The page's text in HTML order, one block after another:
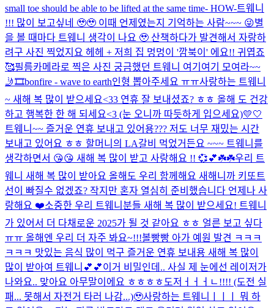
small toe should be able to be lifted at the same time- HOW-트웨니
!!! 많이 보고싶네 🥹🥹 이때 언제였는지 기억하는 사람~~~ 😜별
을 볼 때마다 트웨니 생각이 나요 🥹 산책하다가 발견해서 자랑하
려구 사진 찍었지요 헤헤 + 저희 집 멍멍이 '깜북이' 에요!! 귀엽죠
🥰필름카메라로 찍은 사진 궁금했던 트웨니 여기여기 모여라~~
🤳🎞️bonfire - wave to earth인형 뽑아주세요 ㅠㅠ사랑하는 트웨니
~ 새해 복 많이 받으세요<33 연휴 잘 보내셨죠? ㅎㅎ 올해 도 건강
하고 행복한 한 해 되세요<3 (눈 오니까 따듯하게 입으세요)💛🤍
트웨니~~ 즐거운 연휴 보내고 있어용??? 저도 너무 재밌는 시간
보내고 있어요 ㅎㅎ 할머니의 LA갈비 먹었거든요 ~~~ 트웨니를
생각하면서 😘😘 새해 복 많이 받고 사랑해요 !! 💞💕☘️☘️우리 트
웨니 새해 복 많이 받아요 올해도 우리 함께해요 새해니까 키또트
선이 빠질수 없겠죠? 작지만 혼자 열심히 준비했습니다 언제나 사
랑해요 ❤️소중한 우리 트웨니분들 새해 복 많이 받으세요! 트웨니
가 있어서 더 다채로운 2025가 될 것 같아요 ㅎㅎ 얼른 보고 싶다
ㅠㅠ 올해엔 우리 더 자주 봐요~!!!볼빵빵 아가 예원 발견 ㅋㅋㅋ
ㅋㅋㅋ 맛있는 음식 많이 먹구 즐거운 연휴 보내용 새해 복 많이
많이 받아여 트웨니💕💕이거 비밀인데.. 사실 제 눈에선 레이저가
나와요.. 맞아요 아무말이에요 ㅎㅎㅎㅎ 도저ㅓㅓㅓㄴ!!!! (도전 실
패... 못해서 자전거 타러 나감...)🥹사랑하는 트웨니ㅣㅣㅣ 뭐 하